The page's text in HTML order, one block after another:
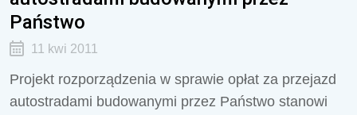
Państwo
11 kwi 2011
Projekt rozporządzenia w sprawie opłat za przejazd
autostradami budowanymi przez Państwo stanowi